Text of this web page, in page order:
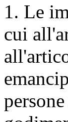
1. Le
cui